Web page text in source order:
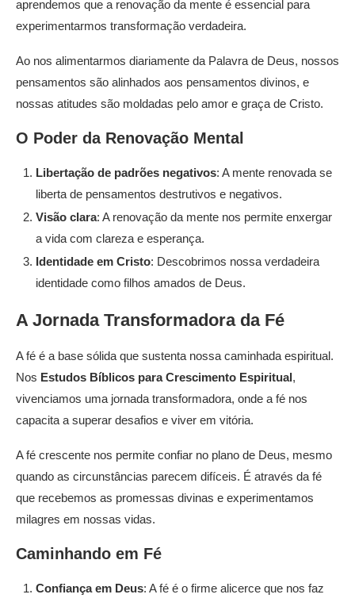
aprendemos que a renovação da mente é essencial para
experimentarmos transformação verdadeira.
Ao nos alimentarmos diariamente da Palavra de Deus, nossos
pensamentos são alinhados aos pensamentos divinos, e
nossas atitudes são moldadas pelo amor e graça de Cristo.
O Poder da Renovação Mental
Libertação de padrões negativos: A mente renovada se
liberta de pensamentos destrutivos e negativos.
Visão clara: A renovação da mente nos permite enxergar
a vida com clareza e esperança.
Identidade em Cristo: Descobrimos nossa verdadeira
identidade como filhos amados de Deus.
A Jornada Transformadora da Fé
A fé é a base sólida que sustenta nossa caminhada espiritual.
Nos Estudos Bíblicos para Crescimento Espiritual ,
vivenciamos uma jornada transformadora, onde a fé nos
capacita a superar desafios e viver em vitória.
A fé crescente nos permite confiar no plano de Deus, mesmo
quando as circunstâncias parecem difíceis. É através da fé
que recebemos as promessas divinas e experimentamos
milagres em nossas vidas.
Caminhando em Fé
Confiança em Deus: A fé é o firme alicerce que nos faz